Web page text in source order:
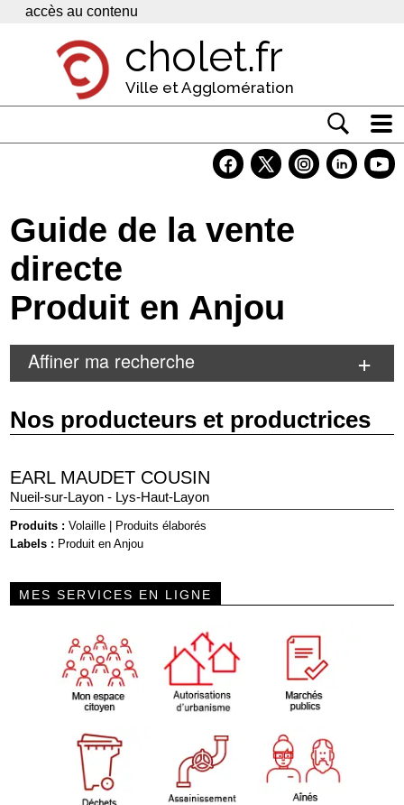
Panneau de gestion des cookies
accès au contenu
cholet.fr
Ville et Agglomération
Economie
Services
Contacts
Guide de la vente
directe
Produit en Anjou
Affiner ma recherche
Nos producteurs et productrices
EARL MAUDET COUSIN
Nueil-sur-Layon - Lys-Haut-Layon
Produits : Volaille
Produits élaborés
Labels : Produit en Anjou
MES SERVICES EN LIGNE